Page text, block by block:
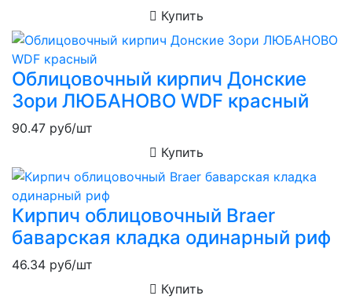
Купить
Облицовочный кирпич Донские
Зори ЛЮБАНОВО WDF красный
90.47 руб/шт
Купить
Кирпич облицовочный Braer
баварская кладка одинарный риф
46.34 руб/шт
Купить